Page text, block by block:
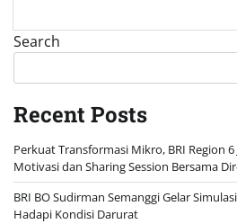
Search
Recent Posts
Perkuat Transformasi Mikro, BRI Region
Motivasi dan Sharing Session Bersama
BRI BO Sudirman Semanggi Gelar
Hadapi Kondisi Darurat